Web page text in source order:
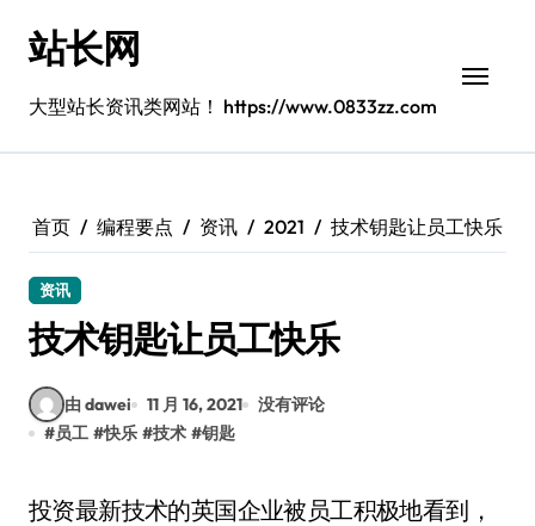
站长网
大型站长资讯类网站！ https://www.0833zz.com
首页 编程要点 资讯 2021 技术钥匙让员工快乐
资讯
技术钥匙让员工快乐
由 dawei 11 月 16, 2021
没有评论
#员工 #快乐 #技术 #钥匙
投资最新技术的英国企业被员工积极地看到，